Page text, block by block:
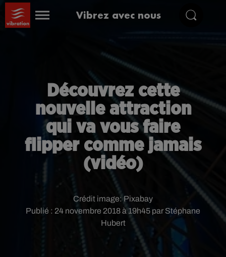
Vibrez avec nous
Découvrez cette
nouvelle attraction
qui va vous faire
flipper comme jamais
(vidéo)
Publié : 24 novembre 2018 à 19h45 par Stéphane
Hubert
Crédit image: Pixabay